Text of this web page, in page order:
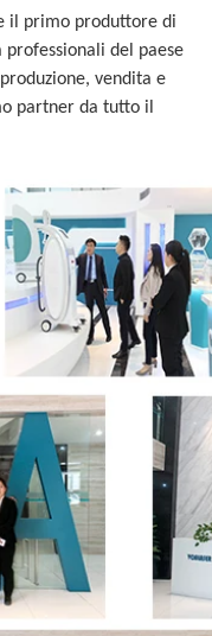
il primo produttore di
del paese
vendita e
partner da tutto il